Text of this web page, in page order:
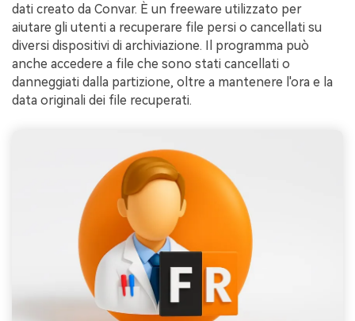
dati creato da Convar. È un freeware utilizzato per
aiutare gli utenti a recuperare file persi o cancellati su
diversi dispositivi di archiviazione. Il programma può
anche accedere a file che sono stati cancellati o
danneggiati dalla partizione, oltre a mantenere l'ora e la
data originali dei file recuperati.